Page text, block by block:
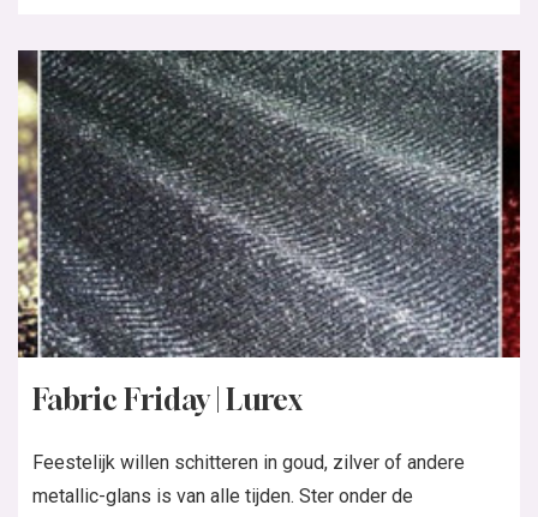
Fabric Friday | Lurex
Feestelijk willen schitteren in goud, zilver of andere
metallic-glans is van alle tijden. Ster onder de